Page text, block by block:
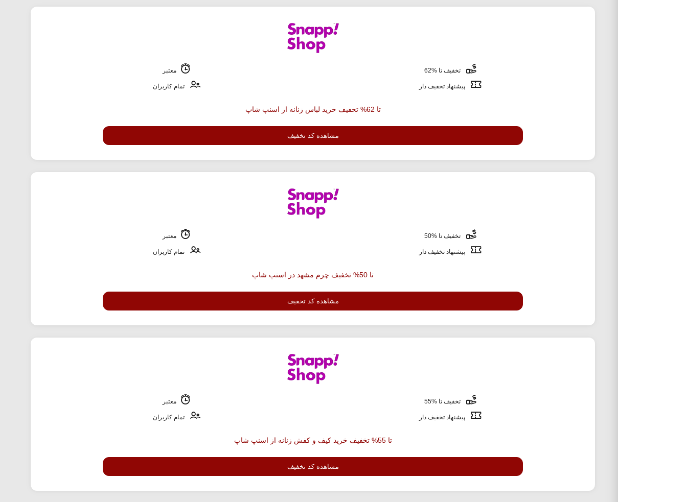
تخفیف تا %62 معتبر
پیشنهاد تخفیف دار تمام کاربران
تا 62% تخفیف خرید لباس زنانه از اسنپ شاپ
مشاهده کد تخفیف
تخفیف تا %50 معتبر
پیشنهاد تخفیف دار تمام کاربران
تا 50% تخفیف چرم مشهد در اسنپ شاپ
مشاهده کد تخفیف
تخفیف تا %55 معتبر
پیشنهاد تخفیف دار تمام کاربران
تا 55% تخفیف خرید کیف و کفش زنانه از اسنپ شاپ
مشاهده کد تخفیف